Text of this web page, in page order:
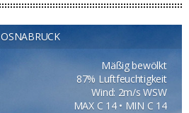
OSNABRÜCK
Mäßig bewölkt
87% Luftfeuchtigkeit
Wind: 2m/s WSW
MAX C 14 • MIN C 14